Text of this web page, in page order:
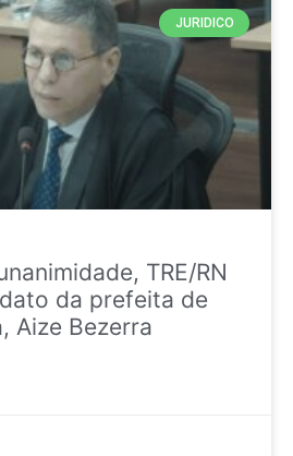
JURIDICO
TRE/RN
da prefeita de
Aize Bezerra